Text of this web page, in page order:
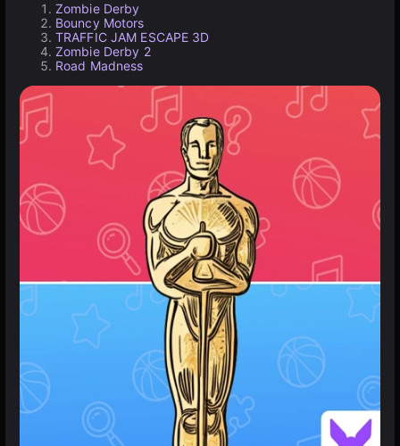
Zombie Derby
Bouncy Motors
TRAFFIC JAM ESCAPE 3D
Zombie Derby 2
Road Madness